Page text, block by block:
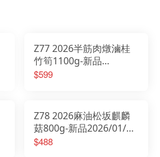
Z77 2026半筋肉燉滷桂
竹筍1100g-新品
2026/01/20開始出貨
$599
Z78 2026麻油松坂麒麟
菇800g-新品2026/01/20
開始出貨
$488